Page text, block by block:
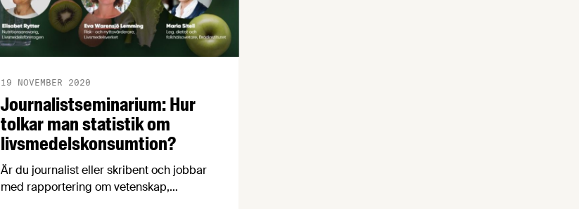
Journalistseminarium: Hur
tolkar man statistik om
livsmedelskonsumtion?
19 NOVEMBER 2020
Är du journalist eller skribent och jobbar
med rapportering om vetenskap,